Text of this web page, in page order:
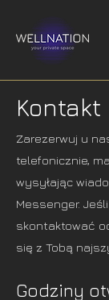
Kontakt
Zarezerwuj u
telefonicznie,
wysyłając
Messenger.
skontaktować
się z Tobą
Godziny